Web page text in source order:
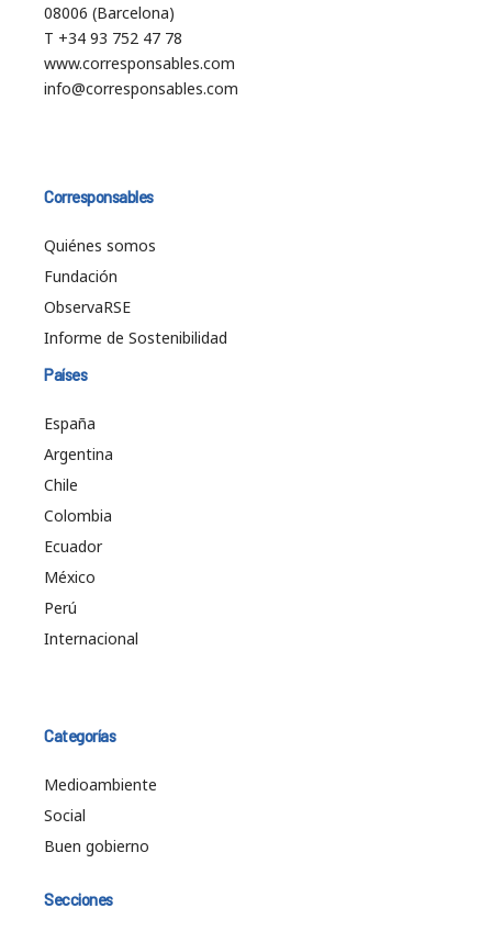
08006 (Barcelona)
T +34 93 752 47 78
www.corresponsables.com
info@corresponsables.com
Corresponsables
Quiénes somos
Fundación
ObservaRSE
Informe de Sostenibilidad
Países
España
Argentina
Chile
Colombia
Ecuador
México
Perú
Internacional
Categorías
Medioambiente
Social
Buen gobierno
Secciones